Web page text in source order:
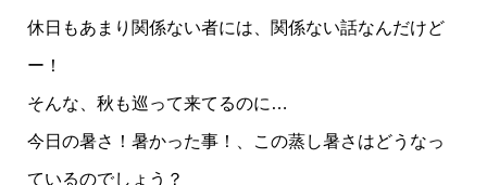
休日もあまり関係ない者には、関係ない話なんだけど
ー！
そんな、秋も巡って来てるのに…
今日の暑さ！暑かった事！、この蒸し暑さはどうなっ
ているのでしょう？